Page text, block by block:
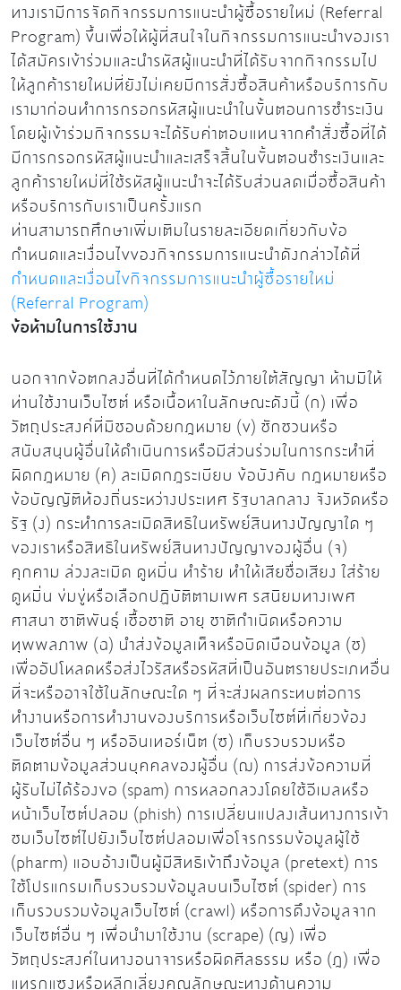
ทางเรามีการจัดกิจกรรมการแนะนำผู้ซื้อรายใหม่ (Referral
Program) ขึ้นเพื่อให้ผู้ที่สนใจในกิจกรรมการแนะนำของเรา
ได้สมัครเข้าร่วมและนำรหัสผู้แนะนำที่ได้รับจากกิจกรรมไป
ให้ลูกค้ารายใหม่ที่ยังไม่เคยมีการสั่งซื้อสินค้าหรือบริการกับ
เรามาก่อนทำการกรอกรหัสผู้แนะนำในขั้นตอนการชำระเงิน
โดยผู้เข้าร่วมกิจกรรมจะได้รับค่าตอบแทนจากคำสั่งซื้อที่ได้
มีการกรอกรหัสผู้แนะนำและเสร็จสิ้นในขั้นตอนชำระเงินและ
ลูกค้ารายใหม่ที่ใช้รหัสผู้แนะนำจะได้รับส่วนลดเมื่อซื้อสินค้า
หรือบริการกับเราเป็นครั้งแรก
ท่านสามารถศึกษาเพิ่มเติมในรายละเอียดเกี่ยวกับข้อ
กำหนดและเงื่อนไขของกิจกรรมการแนะนำดังกล่าวได้ที่
กำหนดและเงื่อนไขกิจกรรมการแนะนำผู้ซื้อรายใหม่
(Referral Program)
ข้อห้ามในการใช้งาน
นอกจากข้อตกลงอื่นที่ได้กำหนดไว้ภายใต้สัญญา ห้ามมิให้
ท่านใช้งานเว็บไซต์ หรือเนื้อหาในลักษณะดังนี้ (ก) เพื่อ
วัตถุประสงค์ที่มิชอบด้วยกฎหมาย (ข) ชักชวนหรือ
สนับสนุนผู้อื่นให้ดำเนินการหรือมีส่วนร่วมในการกระทำที่
ผิดกฎหมาย (ค) ละเมิดกฎระเบียบ ข้อบังคับ กฎหมายหรือ
ข้อบัญญัติท้องถิ่นระหว่างประเทศ รัฐบาลกลาง จังหวัดหรือ
รัฐ (ง) กระทำการละเมิดสิทธิในทรัพย์สินทางปัญญาใด ๆ
ของเราหรือสิทธิในทรัพย์สินทางปัญญาของผู้อื่น (จ)
คุกคาม ล่วงละเมิด ดูหมิ่น ทำร้าย ทำให้เสียชื่อเสียง ใส่ร้าย
ดูหมิ่น ข่มขู่หรือเลือกปฏิบัติตามเพศ รสนิยมทางเพศ
ศาสนา ชาติพันธุ์ เชื้อชาติ อายุ ชาติกำเนิดหรือความ
ทุพพลภาพ (ฉ) นำส่งข้อมูลเท็จหรือบิดเบือนข้อมูล (ช)
เพื่ออัปโหลดหรือส่งไวรัสหรือรหัสที่เป็นอันตรายประเภทอื่น
ที่จะหรืออาจใช้ในลักษณะใด ๆ ที่จะส่งผลกระทบต่อการ
ทำงานหรือการทำงานของบริการหรือเว็บไซต์ที่เกี่ยวข้อง
เว็บไซต์อื่น ๆ หรืออินเทอร์เน็ต (ซ) เก็บรวบรวมหรือ
ติดตามข้อมูลส่วนบุคคลของผู้อื่น (ฌ) การส่งข้อความที่
ผู้รับไม่ได้ร้องขอ (spam) การหลอกลวงโดยใช้อีเมลหรือ
หน้าเว็บไซต์ปลอม (phish) การเปลี่ยนแปลงเส้นทางการเข้า
ชมเว็บไซต์ไปยังเว็บไซต์ปลอมเพื่อโจรกรรมข้อมูลผู้ใช้
(pharm) แอบอ้างเป็นผู้มีสิทธิเข้าถึงข้อมูล (pretext) การ
ใช้โปรแกรมเก็บรวบรวมข้อมูลบนเว็บไซต์ (spider) การ
เก็บรวบรวมข้อมูลเว็บไซต์ (crawl) หรือการดึงข้อมูลจาก
เว็บไซต์อื่น ๆ เพื่อนำมาใช้งาน (scrape) (ญ) เพื่อ
วัตถุประสงค์ในทางอนาจารหรือผิดศีลธรรม หรือ (ฎ) เพื่อ
แทรกแซงหรือหลีกเลี่ยงคุณลักษณะทางด้านความ